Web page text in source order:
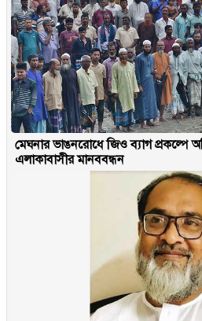
মেঘনার ভাঙনরোধে জিও ব্যাগ প্রকল্পে
এলাকাবাসীর মানববন্ধন